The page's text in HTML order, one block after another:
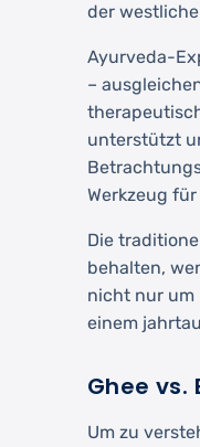
der
Ayurveda-
–
unterstützt
Werkzeug
Die
behalten,
nicht nur um
einem
Ghee
Um zu